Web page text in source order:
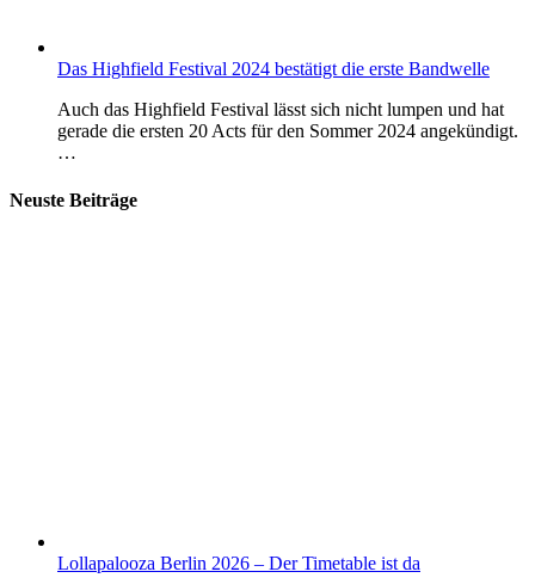
Das Highfield Festival 2024 bestätigt die erste Bandwelle
Auch das Highfield Festival lässt sich nicht lumpen und hat
gerade die ersten 20 Acts für den Sommer 2024 angekündigt.
…
Neuste Beiträge
Lollapalooza Berlin 2026 – Der Timetable ist da